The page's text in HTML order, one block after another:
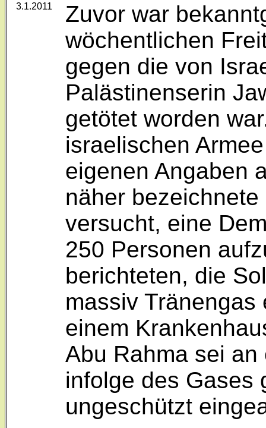
3.1.2011
Zuvor war
wöchentlichen
gegen die von
Palästinenserin
getötet worden
israelischen
eigenen Angaben
näher
versucht, eine
250 Personen
berichteten, die
massiv
einem
Abu Rahma sei
infolge des Gases
ungeschützt